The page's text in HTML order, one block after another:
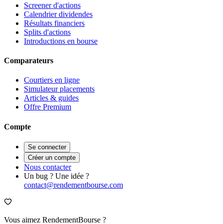
Screener d'actions
Calendrier dividendes
Résultats financiers
Splits d'actions
Introductions en bourse
Comparateurs
Courtiers en ligne
Simulateur placements
Articles & guides
Offre Premium
Compte
Se connecter
Créer un compte
Nous contacter
Un bug ? Une idée ?
contact@rendementbourse.com
Vous aimez RendementBourse ?